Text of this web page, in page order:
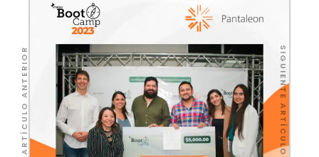
ARTÍCULO ANTERIOR SIGUIENTE ARTÍCULO